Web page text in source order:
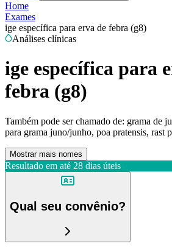
Home
Exames
ige específica para erva de febra (g8)
Análises clínicas
ige específica para
febra (g8)
Também pode ser chamado de: grama de
para grama juno/junho, poa pratensis, rast
Mostrar mais nomes
Resultado em até 28 dias úteis
Qual seu convênio?